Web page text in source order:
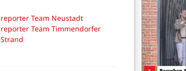
reporter Team Neustadt
reporter Team Timmendorfer
Strand